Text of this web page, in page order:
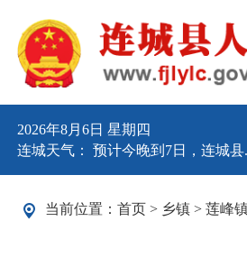
2026年8月6日 星期四
连城天气： 预计今晚到7日，连城
当前位置： 首页 > 乡镇 > 莲峰